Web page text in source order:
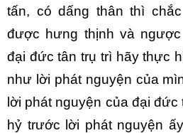
tấn, có dấng thân thì
được hưng thịnh và ngược
đại đức tân trụ trì hãy thực
như lời phát nguyện của
lời phát nguyện của đại đức
hỷ trước lời phát nguyện